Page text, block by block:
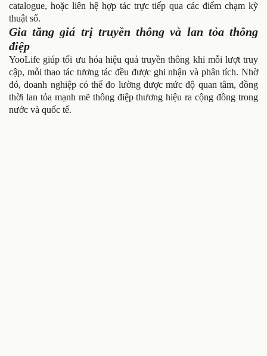
catalogue, hoặc liên hệ hợp tác trực tiếp qua các điểm chạm kỹ
thuật số.
Gia tăng giá trị truyền thông và lan tỏa thông
điệp
YooLife giúp tối ưu hóa hiệu quả truyền thông khi mỗi lượt truy
cập, mỗi thao tác tương tác đều được ghi nhận và phân tích. Nhờ
đó, doanh nghiệp có thể đo lường được mức độ quan tâm, đồng
thời lan tỏa mạnh mẽ thông điệp thương hiệu ra cộng đồng trong
nước và quốc tế.